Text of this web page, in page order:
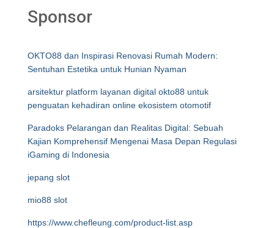
Sponsor
OKTO88 dan Inspirasi Renovasi Rumah Modern:
Sentuhan Estetika untuk Hunian Nyaman
arsitektur platform layanan digital okto88 untuk
penguatan kehadiran online ekosistem otomotif
Paradoks Pelarangan dan Realitas Digital: Sebuah
Kajian Komprehensif Mengenai Masa Depan Regulasi
iGaming di Indonesia
jepang slot
mio88 slot
https://www.chefleung.com/product-list.asp